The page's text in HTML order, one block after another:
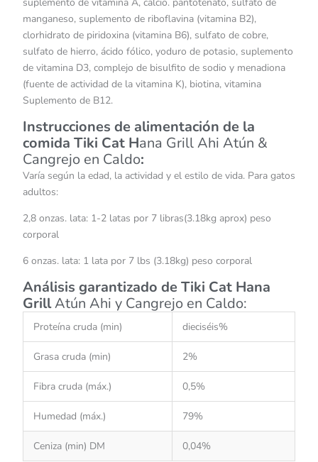
suplemento de vitamina A, calcio. pantotenato, sulfato de
manganeso, suplemento de riboflavina (vitamina B2),
clorhidrato de piridoxina (vitamina B6), sulfato de cobre,
sulfato de hierro, ácido fólico, yoduro de potasio, suplemento
de vitamina D3, complejo de bisulfito de sodio y menadiona
(fuente de actividad de la vitamina K), biotina, vitamina
Suplemento de B12.
Instrucciones de alimentación de la
comida Tiki Cat Hana Grill Ahi Atún &
Cangrejo en Caldo:
Varía según la edad, la actividad y el estilo de vida. Para gatos
adultos:
2,8 onzas. lata: 1-2 latas por 7 libras(3.18kg aprox) peso
corporal
6 onzas. lata: 1 lata por 7 lbs (3.18kg) peso corporal
Análisis garantizado de Tiki Cat Hana
GrillAtún Ahi y Cangrejo en Caldo:
Proteína cruda (min) dieciséis%
Grasa cruda (min) 2%
Fibra cruda (máx.) 0,5%
Humedad (máx.) 79%
Ceniza (min) DM 0,04%